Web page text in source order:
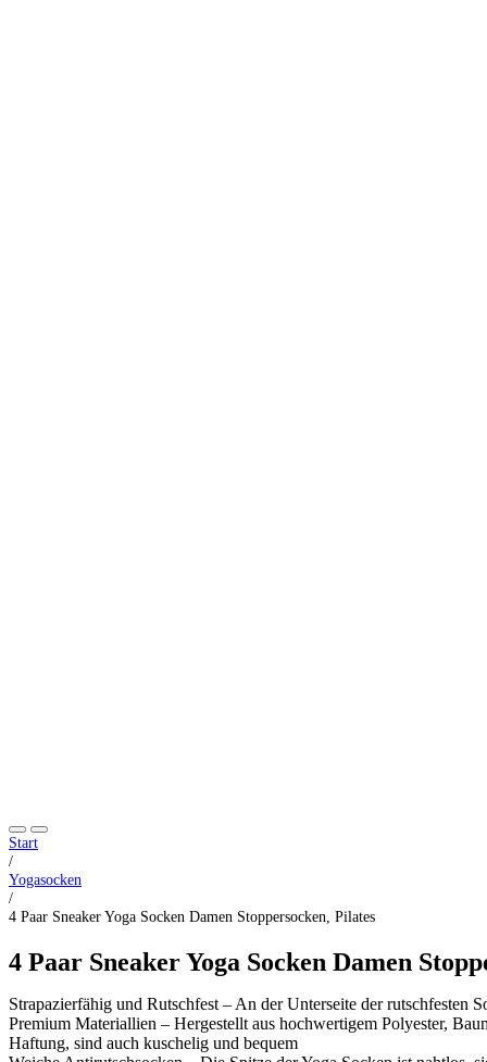
Start
/
Yogasocken
/
4 Paar Sneaker Yoga Socken Damen Stoppersocken, Pilates
4 Paar Sneaker Yoga Socken Damen
Strapazierfähig und Rutschfest – An der Unterseite der
Premium Materiallien – Hergestellt aus hochwertigem Polyester,
Haftung, sind auch kuschelig und bequem